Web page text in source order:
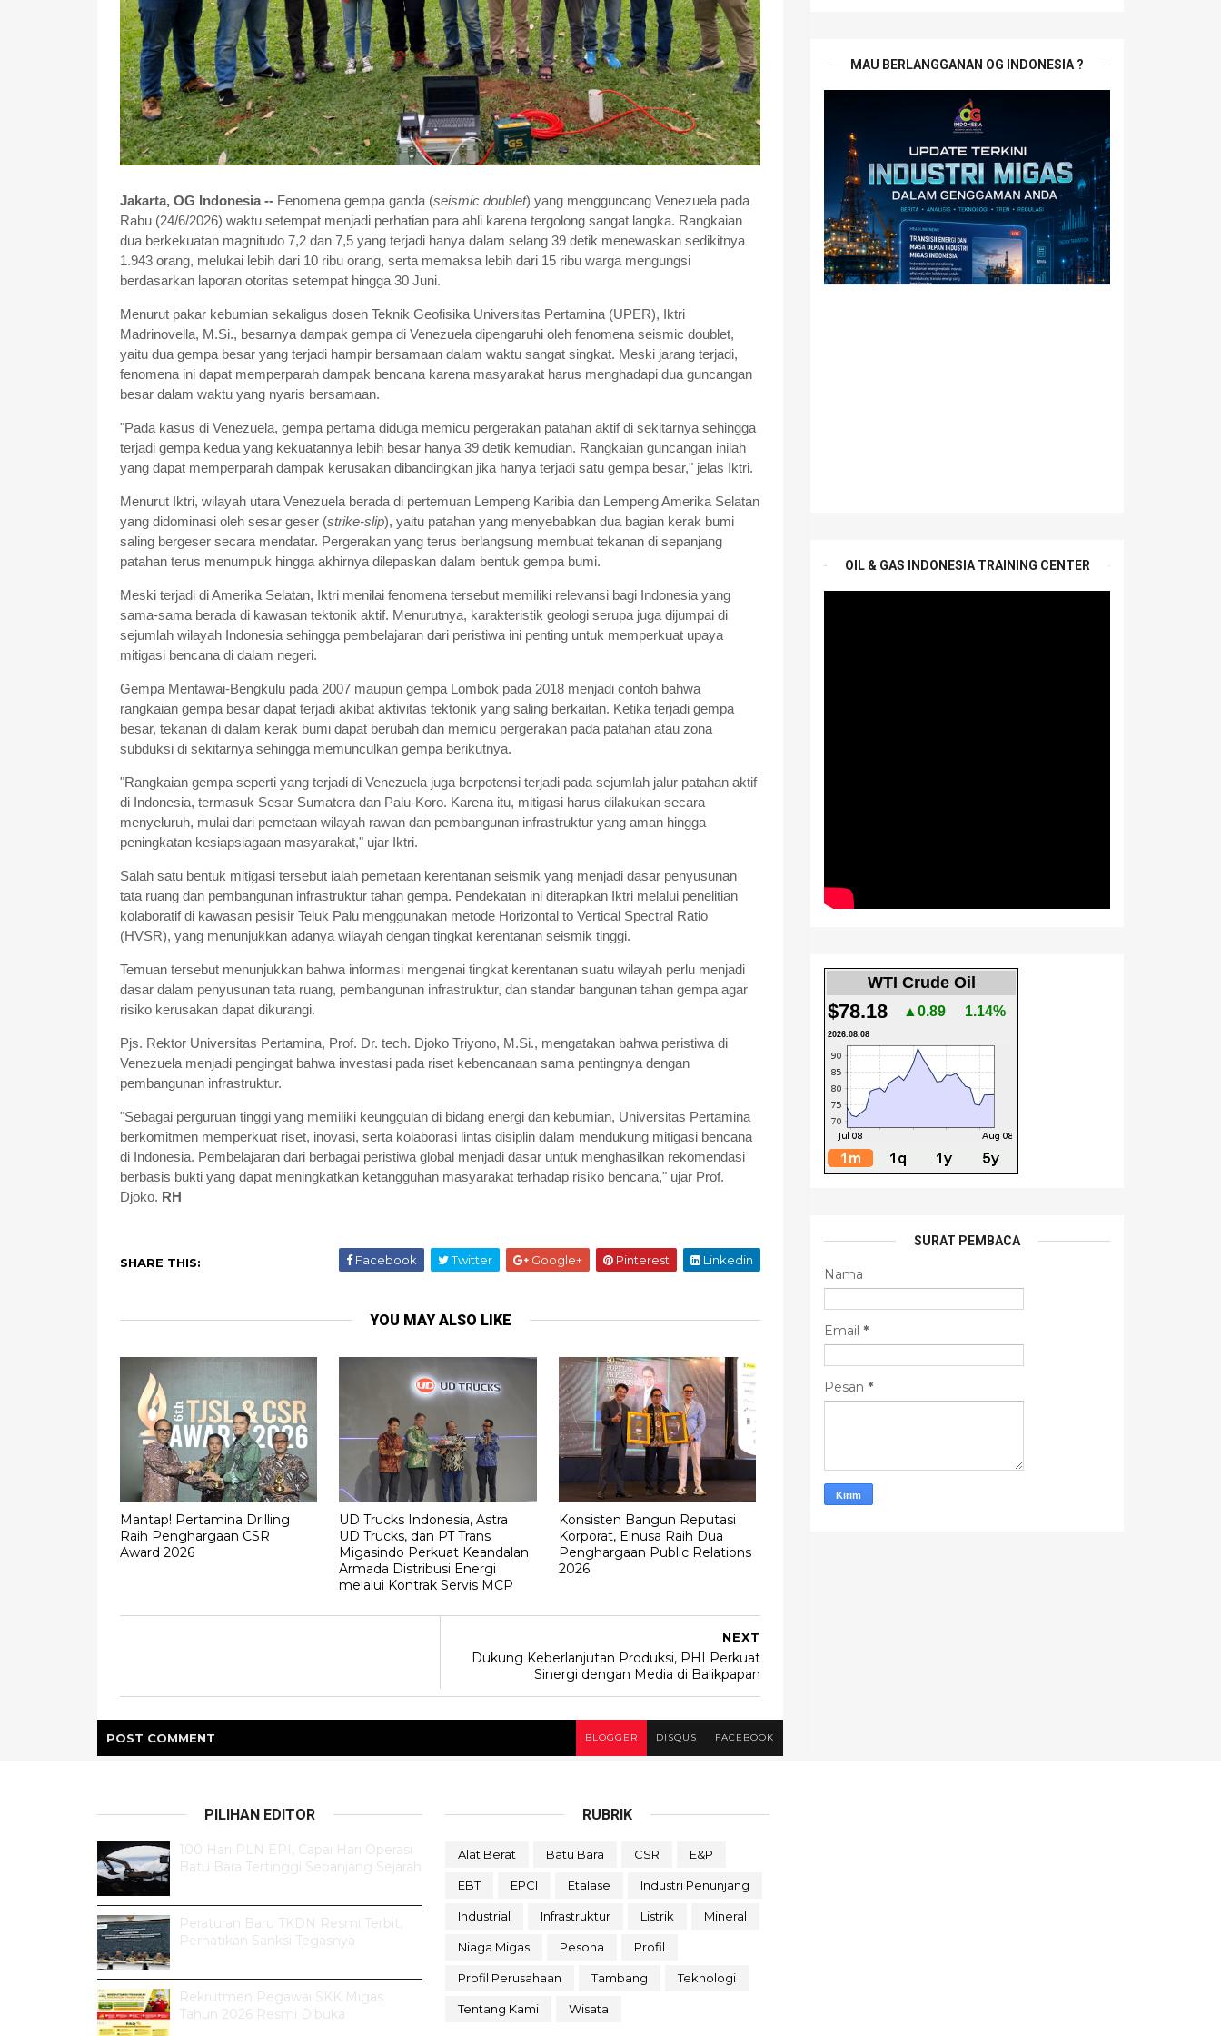
Jakarta, OG Indonesia -- Fenomena gempa ganda (seismic doublet) yang mengguncang Venezuela pada
Rabu (24/6/2026) waktu setempat menjadi perhatian para ahli karena tergolong sangat langka. Rangkaian
dua berkekuatan magnitudo 7,2 dan 7,5 yang terjadi hanya dalam selang 39 detik menewaskan sedikitnya
1.943 orang, melukai lebih dari 10 ribu orang, serta memaksa lebih dari 15 ribu warga mengungsi
berdasarkan laporan otoritas setempat hingga 30 Juni.
Menurut pakar kebumian sekaligus dosen Teknik Geofisika Universitas Pertamina (UPER), Iktri
Madrinovella, M.Si., besarnya dampak gempa di Venezuela dipengaruhi oleh fenomena seismic doublet,
yaitu dua gempa besar yang terjadi hampir bersamaan dalam waktu sangat singkat. Meski jarang terjadi,
fenomena ini dapat memperparah dampak bencana karena masyarakat harus menghadapi dua guncangan
besar dalam waktu yang nyaris bersamaan.
"Pada kasus di Venezuela, gempa pertama diduga memicu pergerakan patahan aktif di sekitarnya sehingga
terjadi gempa kedua yang kekuatannya lebih besar hanya 39 detik kemudian. Rangkaian guncangan inilah
yang dapat memperparah dampak kerusakan dibandingkan jika hanya terjadi satu gempa besar," jelas Iktri.
Menurut Iktri, wilayah utara Venezuela berada di pertemuan Lempeng Karibia dan Lempeng Amerika Selatan
yang didominasi oleh sesar geser (strike-slip), yaitu patahan yang menyebabkan dua bagian kerak bumi
saling bergeser secara mendatar. Pergerakan yang terus berlangsung membuat tekanan di sepanjang
patahan terus menumpuk hingga akhirnya dilepaskan dalam bentuk gempa bumi.
Meski terjadi di Amerika Selatan, Iktri menilai fenomena tersebut memiliki relevansi bagi Indonesia yang
sama-sama berada di kawasan tektonik aktif. Menurutnya, karakteristik geologi serupa juga dijumpai di
sejumlah wilayah Indonesia sehingga pembelajaran dari peristiwa ini penting untuk memperkuat upaya
mitigasi bencana di dalam negeri.
Gempa Mentawai-Bengkulu pada 2007 maupun gempa Lombok pada 2018 menjadi contoh bahwa
rangkaian gempa besar dapat terjadi akibat aktivitas tektonik yang saling berkaitan. Ketika terjadi gempa
besar, tekanan di dalam kerak bumi dapat berubah dan memicu pergerakan pada patahan atau zona
subduksi di sekitarnya sehingga memunculkan gempa berikutnya.
"Rangkaian gempa seperti yang terjadi di Venezuela juga berpotensi terjadi pada sejumlah jalur patahan aktif
di Indonesia, termasuk Sesar Sumatera dan Palu-Koro. Karena itu, mitigasi harus dilakukan secara
menyeluruh, mulai dari pemetaan wilayah rawan dan pembangunan infrastruktur yang aman hingga
peningkatan kesiapsiagaan masyarakat," ujar Iktri.
Salah satu bentuk mitigasi tersebut ialah pemetaan kerentanan seismik yang menjadi dasar penyusunan
tata ruang dan pembangunan infrastruktur tahan gempa. Pendekatan ini diterapkan Iktri melalui penelitian
kolaboratif di kawasan pesisir Teluk Palu menggunakan metode Horizontal to Vertical Spectral Ratio
(HVSR), yang menunjukkan adanya wilayah dengan tingkat kerentanan seismik tinggi.
Temuan tersebut menunjukkan bahwa informasi mengenai tingkat kerentanan suatu wilayah perlu menjadi
dasar dalam penyusunan tata ruang, pembangunan infrastruktur, dan standar bangunan tahan gempa agar
risiko kerusakan dapat dikurangi.
Pjs. Rektor Universitas Pertamina, Prof. Dr. tech. Djoko Triyono, M.Si., mengatakan bahwa peristiwa di
Venezuela menjadi pengingat bahwa investasi pada riset kebencanaan sama pentingnya dengan
pembangunan infrastruktur.
"Sebagai perguruan tinggi yang memiliki keunggulan di bidang energi dan kebumian, Universitas Pertamina
berkomitmen memperkuat riset, inovasi, serta kolaborasi lintas disiplin dalam mendukung mitigasi bencana
di Indonesia. Pembelajaran dari berbagai peristiwa global menjadi dasar untuk menghasilkan rekomendasi
berbasis bukti yang dapat meningkatkan ketangguhan masyarakat terhadap risiko bencana," ujar Prof.
Djoko. RH
SHARE THIS: Facebook Twitter Google+ Pinterest Linkedin
YOU MAY ALSO LIKE
Mantap! Pertamina Drilling
Raih Penghargaan CSR
Award 2026
UD Trucks Indonesia, Astra
UD Trucks, dan PT Trans
Migasindo Perkuat Keandalan
Armada Distribusi Energi
melalui Kontrak Servis MCP
Konsisten Bangun Reputasi
Korporat, Elnusa Raih Dua
Penghargaan Public Relations
2026
NEXT
Dukung Keberlanjutan Produksi, PHI Perkuat
Sinergi dengan Media di Balikpapan
POST COMMENT BLOGGER DISQUS FACEBOOK
MAU BERLANGGANAN OG INDONESIA ?
OIL & GAS INDONESIA TRAINING CENTER
WTI Crude Oil
$78.18 ▲0.89 1.14%
2026.08.08
SURAT PEMBACA
Nama
Email *
Pesan *
PILIHAN EDITOR
100 Hari PLN EPI, Capai Hari Operasi
Batu Bara Tertinggi Sepanjang Sejarah
Peraturan Baru TKDN Resmi Terbit,
Perhatikan Sanksi Tegasnya
Rekrutmen Pegawai SKK Migas
Tahun 2026 Resmi Dibuka
RUBRIK
Alat Berat Batu Bara CSR E&P
EBT EPCI Etalase Industri Penunjang
Industrial Infrastruktur Listrik Mineral
Niaga Migas Pesona Profil
Profil Perusahaan Tambang Teknologi
Tentang Kami Wisata